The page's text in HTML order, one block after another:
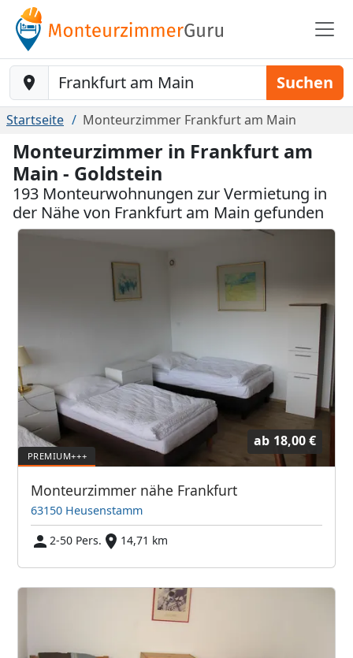
Baustelle-Location Suchen
Startseite Monteurzimmer Frankfurt am Main
Monteurzimmer in Frankfurt am
Main - Goldstein
193 Monteurwohnungen zur Vermietung in
der Nähe von Frankfurt am Main gefunden
ab 18,00 €
Monteurzimmer nähe Frankfurt
63150 Heusenstamm
2-50 Pers.
14,71 km